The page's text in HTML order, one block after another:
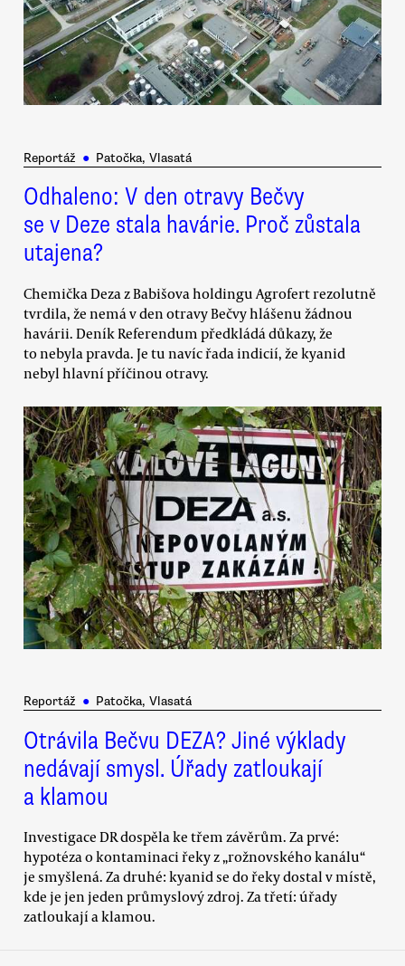
Reportáž ● Patočka, Vlasatá
Odhaleno: V den otravy Bečvy
se v Deze stala havárie. Proč zůstala
utajena?
Chemička Deza z Babišova holdingu Agrofert rezolutně
tvrdila, že nemá v den otravy Bečvy hlášenu žádnou
havárii. Deník Referendum předkládá důkazy, že
to nebyla pravda. Je tu navíc řada indicií, že kyanid
nebyl hlavní příčinou otravy.
Reportáž ● Patočka, Vlasatá
Otrávila Bečvu DEZA? Jiné výklady
nedávají smysl. Úřady zatloukají
a klamou
Investigace DR dospěla ke třem závěrům. Za prvé:
hypotéza o kontaminaci řeky z „rožnovského kanálu“
je smyšlená. Za druhé: kyanid se do řeky dostal v místě,
kde je jen jeden průmyslový zdroj. Za třetí: úřady
zatloukají a klamou.